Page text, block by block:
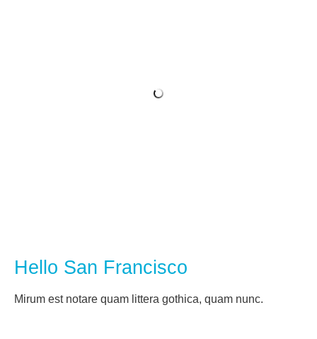
Hello San Francisco
Мirum est notare quam littera gothica, quam nunc.